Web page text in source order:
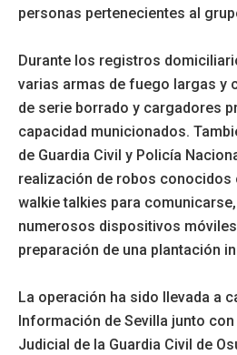
personas pertenecientes al
Durante los registros
varias armas de fuego largas y
de serie borrado y cargadores
capacidad municionados.
de Guardia Civil y Policía
realización de robos conocidos
walkie talkies para
numerosos dispositivos
preparación de una plantación
La operación ha sido llevada a
Información de Sevilla junto
Judicial de la Guardia Civil de